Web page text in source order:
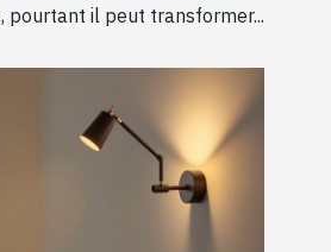
pourtant il peut transformer...